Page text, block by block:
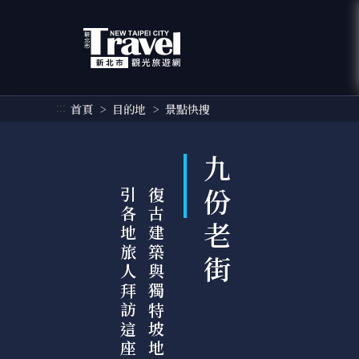
::: 首頁 目的地 景點快搜
九份老街
城